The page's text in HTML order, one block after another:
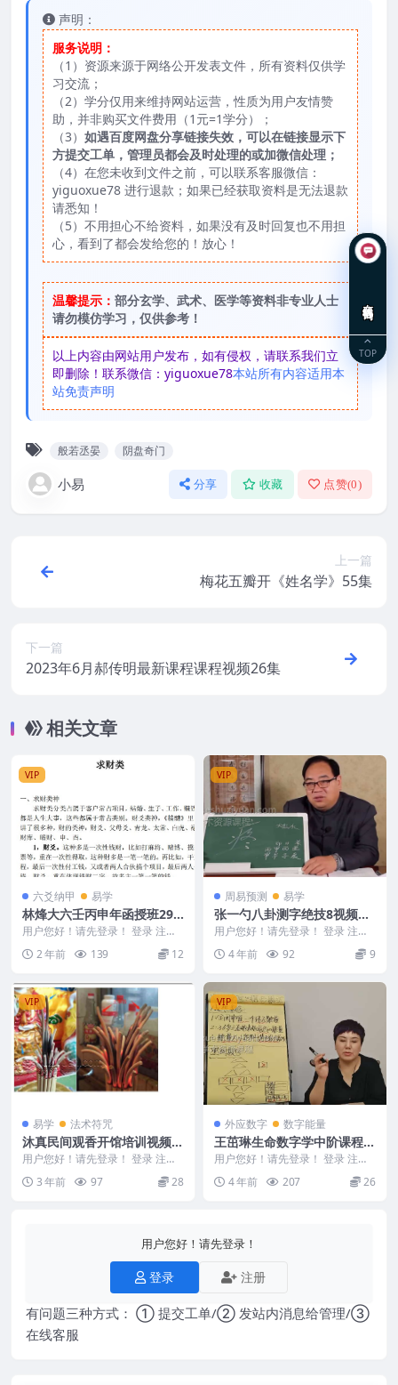
声明：
服务说明：
（1）资源来源于网络公开发表文件，所有资料仅供学
习交流；
（2）学分仅用来维持网站运营，性质为用户友情赞
助，并非购买文件费用（1元=1学分）；
（3） 如遇百度网盘分享链接失效，可以在链接显示下
方提交工单，管理员都会及时处理的或加微信处理；
（4）在您未收到文件之前，可以联系客服微信：
yiguoxue78 进行退款；如果已经获取资料是无法退款
请悉知！
（5）不用担心不给资料，如果没有及时回复也不用担
心，看到了都会发给您的！放心！
温馨提示： 部分玄学、武术、医学等资料非专业人士
请勿模仿学习，仅供参考！
以上内容由网站用户发布，如有侵权，请联系我们立
即删除！联系微信：yiguoxue78本站所有内容适用本
站免责声明
般若丞晏 阴盘奇门
小易 分享 收藏 点赞(0)
上一篇
梅花五瓣开《姓名学》55集
下一篇
2023年6月郝传明最新课程课程视频26集
相关文章
VIP
六爻纳甲 易学
林烽大六壬丙申年函授班297
PDF
用户您好！请先登录！ 登录 注册
林烽大六壬丙申年函授班 240505
4 ## ...
2 年前 139 12
VIP
周易预测 易学
张一勺八卦测字绝技8视频教
学合集
用户您好！请先登录！ 登录 注册
张一勺八卦测字绝技视频 编号：2
22132C3...
4 年前 92 9
VIP
易学 法术符咒
沐真民间观香开馆培训视频附
招生广告民间观香培训-观香
教程
用户您好！请先登录！ 登录 注册
沐真民间观香开馆培训视频附招生
广告民间观香培训...
3 年前 97 28
VIP
外应数字 数字能量
王茁琳生命数字学中阶课程视
频37集
用户您好！请先登录！ 登录 注册
F225802.生命数字学中阶 火爆推
出生命数...
4 年前 207 26
用户您好！请先登录！
登录 注册
有问题三种方式： ① 提交工单/② 发站内消息给管理/③
在线客服
TOP